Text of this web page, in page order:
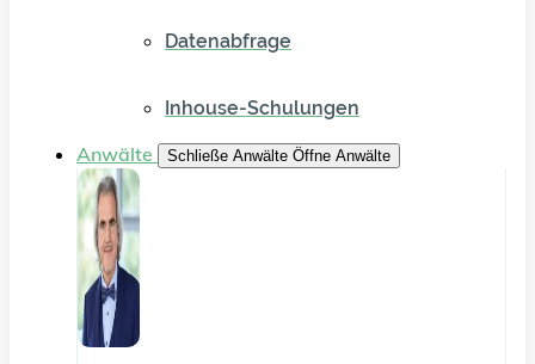
Datenabfrage
Inhouse-Schulungen
Anwälte Schließe Anwälte Öffne Anwälte